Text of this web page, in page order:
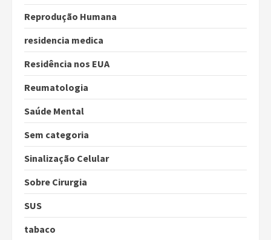
Reprodução Humana
residencia medica
Residência nos EUA
Reumatologia
Saúde Mental
Sem categoria
Sinalização Celular
Sobre Cirurgia
SUS
tabaco